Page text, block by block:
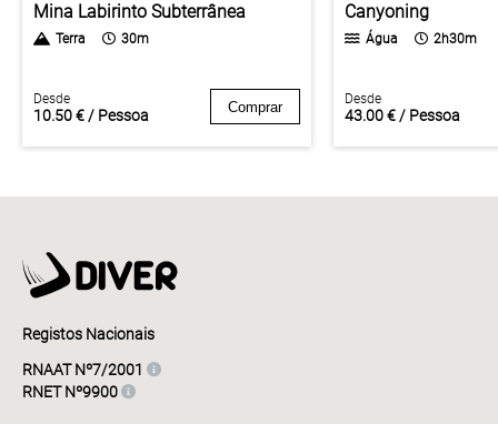
Mina Labirinto Subterrânea
Terra 30m
Desde
10.50 € / Pessoa Comprar
Canyoning
Água 2h30m
Desde
43.00 € / Pessoa
Registos Nacionais
RNAAT Nº7/2001
RNET Nº9900